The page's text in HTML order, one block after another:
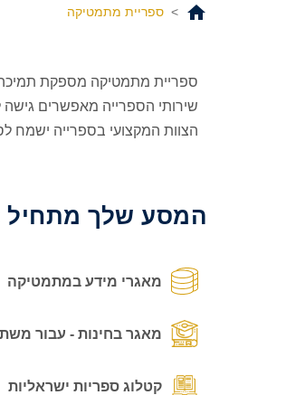
> ספריית מתמטיקה
ספריית מתמטיקה מספקת
שירותי הספרייה מאפשרים גישה
הצוות המקצועי בספרייה ישמח
המסע שלך מתחיל
מאגרי מידע במתמטיקה
מאגר בחינות - עבור
קטלוג ספריות ישראליות